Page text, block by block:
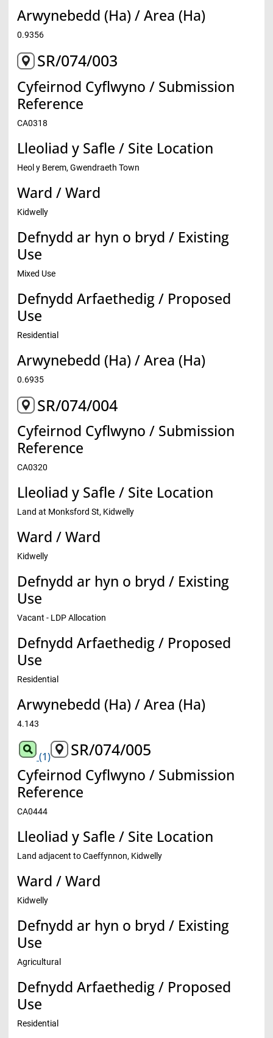
Arwynebedd (Ha) / Area (Ha)
0.9356
SR/074/003
Cyfeirnod Cyflwyno / Submission
Reference
CA0318
Lleoliad y Safle / Site Location
Heol y Berem, Gwendraeth Town
Ward / Ward
Kidwelly
Defnydd ar hyn o bryd / Existing
Use
Mixed Use
Defnydd Arfaethedig / Proposed
Use
Residential
Arwynebedd (Ha) / Area (Ha)
0.6935
SR/074/004
Cyfeirnod Cyflwyno / Submission
Reference
CA0320
Lleoliad y Safle / Site Location
Land at Monksford St, Kidwelly
Ward / Ward
Kidwelly
Defnydd ar hyn o bryd / Existing
Use
Vacant - LDP Allocation
Defnydd Arfaethedig / Proposed
Use
Residential
Arwynebedd (Ha) / Area (Ha)
4.143
(1) SR/074/005
Cyfeirnod Cyflwyno / Submission
Reference
CA0444
Lleoliad y Safle / Site Location
Land adjacent to Caeffynnon, Kidwelly
Ward / Ward
Kidwelly
Defnydd ar hyn o bryd / Existing
Use
Agricultural
Defnydd Arfaethedig / Proposed
Use
Residential